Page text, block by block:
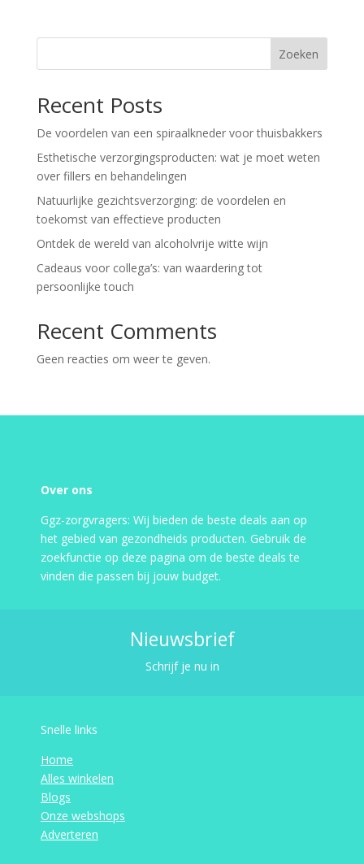
Zoeken
Recent Posts
De voordelen van een spiraalkneder voor thuisbakkers
Esthetische verzorgingsproducten: wat je moet weten
over fillers en behandelingen
Natuurlijke gezichtsverzorging: de voordelen en
toekomst van effectieve producten
Ontdek de wereld van alcoholvrije witte wijn
Cadeaus voor collega’s: van waardering tot
persoonlijke touch
Recent Comments
Geen reacties om weer te geven.
Over ons
Ggz-zorgvragers: Wij bieden de beste deals aan op
het gebied van gezondheids producten. Gebruik de
zoekfunctie op deze pagina om de beste deals te
vinden die passen bij jouw budget.
Nieuwsbrief
Schrijf je nu in
Snelle links
Home
Alles winkelen
Blogs
Onze webshops
Adverteren